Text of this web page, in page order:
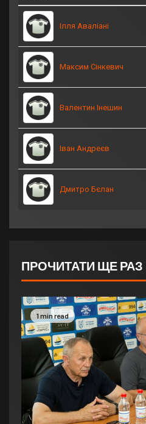
Ілля Аваліані
Максим Сінкевич
Валентин Інешин
Іван Андреєв
Дмитро Бєлан
ПРОЧИТАТИ ЩЕ РАЗ
1 min read